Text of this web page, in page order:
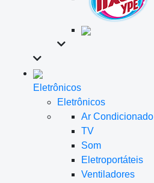
Eletrônicos
Eletrônicos
Ar Condicionado
TV
Som
Eletroportáteis
Ventiladores